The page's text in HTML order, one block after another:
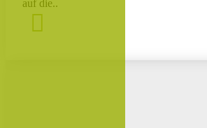
auf die..